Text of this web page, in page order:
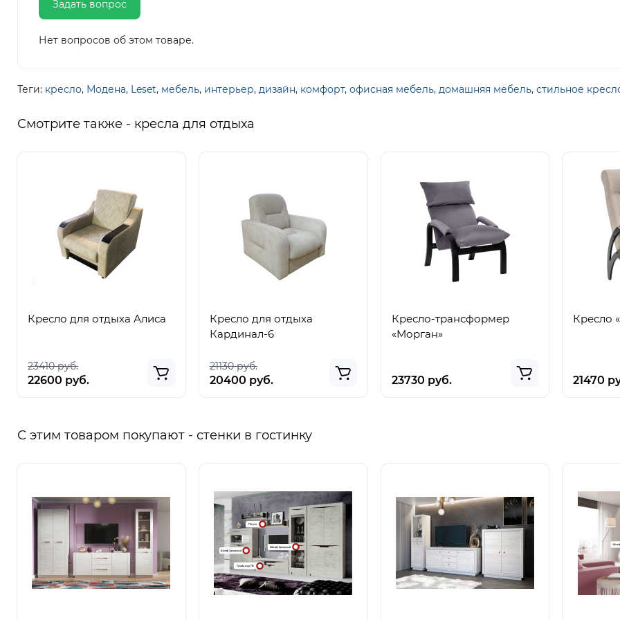
Задать вопрос
Нет вопросов об этом товаре.
Теги: кресло, Модена, Leset, мебель, интерьер, дизайн, комфорт, офисная мебель, домашняя мебель, стильное
Смотрите также - кресла для отдыха
Кресло для отдыха Алиса
23410 руб.
22600 руб.
Кресло для отдыха
Кардинал-6
21130 руб.
20400 руб.
Кресло-трансформер
«Морган»
23730 руб.
Кресло
21470
С этим товаром покупают - стенки в гостинку